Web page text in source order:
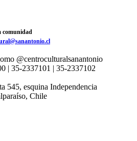
comunidad
@centroculturalsanantonio
| 35-2337101 | 35-2337102
545, esquina Independencia
Chile